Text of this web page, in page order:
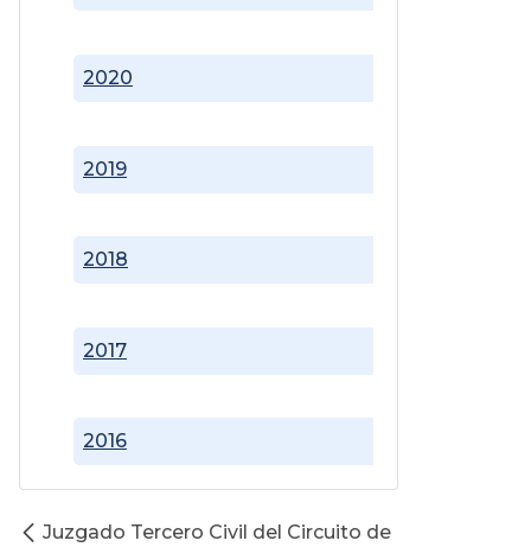
2016
2017
2018
2019
2020
Juzgado Tercero Civil del Circuito de